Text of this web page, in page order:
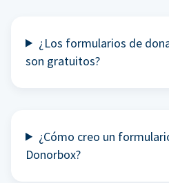
¿Los formularios de
son gratuitos?
¿Cómo creo un
Donorbox?